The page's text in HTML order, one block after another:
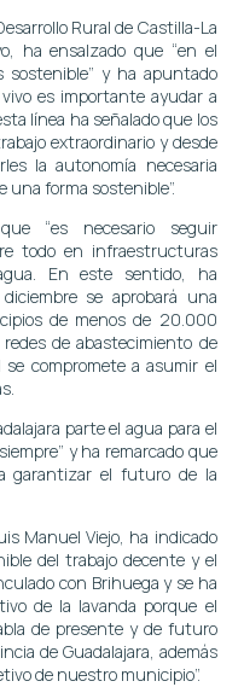
Rural de Castilla-La
ha ensalzado que “en el
sostenible” y ha apuntado
es importante ayudar a
línea ha señalado que los
extraordinario y desde
la autonomía necesaria
una forma sostenible”.
“es necesario seguir
todo en infraestructuras
En este sentido, ha
se aprobará una
de menos de 20.000
de abastecimiento de
compromete a asumir el
parte el agua para el
y ha remarcado que
garantizar el futuro de la
Manuel Viejo, ha indicado
del trabajo decente y el
con Brihuega y se ha
de la lavanda porque el
de presente y de futuro
de Guadalajara, además
de nuestro municipio”.